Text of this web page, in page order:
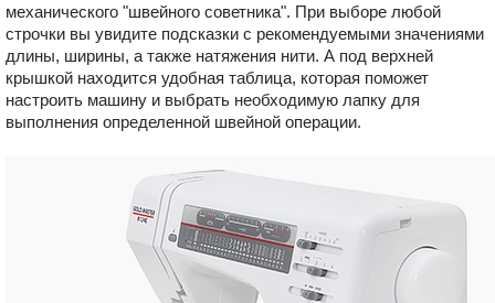
механического "швейного советника". При выборе любой
строчки вы увидите подсказки с рекомендуемыми значениями
длины, ширины, а также натяжения нити. А под верхней
крышкой находится удобная таблица, которая поможет
настроить машину и выбрать необходимую лапку для
выполнения определенной швейной операции.